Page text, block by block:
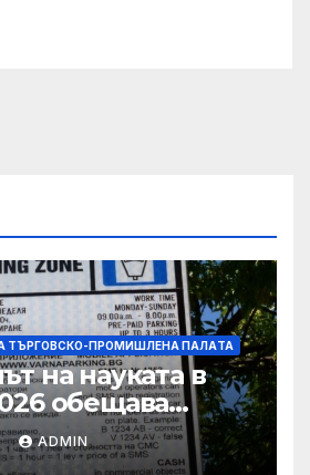
ТЪРГОВСКО-ПРОМИШЛЕНА ПАЛAТА
на науката в
обещава
научно-
иновации
ADMIN